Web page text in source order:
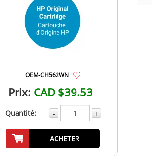
OEM-CH562WN
Prix: CAD $39.53
Quantité: - +
ACHETER